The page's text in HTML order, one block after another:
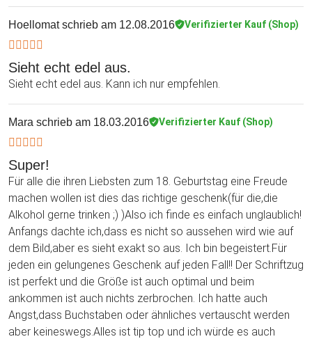
Hoellomatschrieb am 12.08.2016 Verifizierter Kauf (Shop)
Sieht echt edel aus.
Sieht echt edel aus. Kann ich nur empfehlen.
Mara schrieb am 18.03.2016 Verifizierter Kauf (Shop)
Super!
Für alle die ihren Liebsten zum 18. Geburtstag eine Freude
machen wollen ist dies das richtige geschenk(für die,die
Alkohol gerne trinken ;) )Also ich finde es einfach unglaublich!
Anfangs dachte ich,dass es nicht so aussehen wird wie auf
dem Bild,aber es sieht exakt so aus. Ich bin begeistert.Für
jeden ein gelungenes Geschenk auf jeden Fall!! Der Schriftzug
ist perfekt und die Größe ist auch optimal und beim
ankommen ist auch nichts zerbrochen. Ich hatte auch
Angst,dass Buchstaben oder ähnliches vertauscht werden
aber keineswegs.Alles ist tip top und ich würde es auch